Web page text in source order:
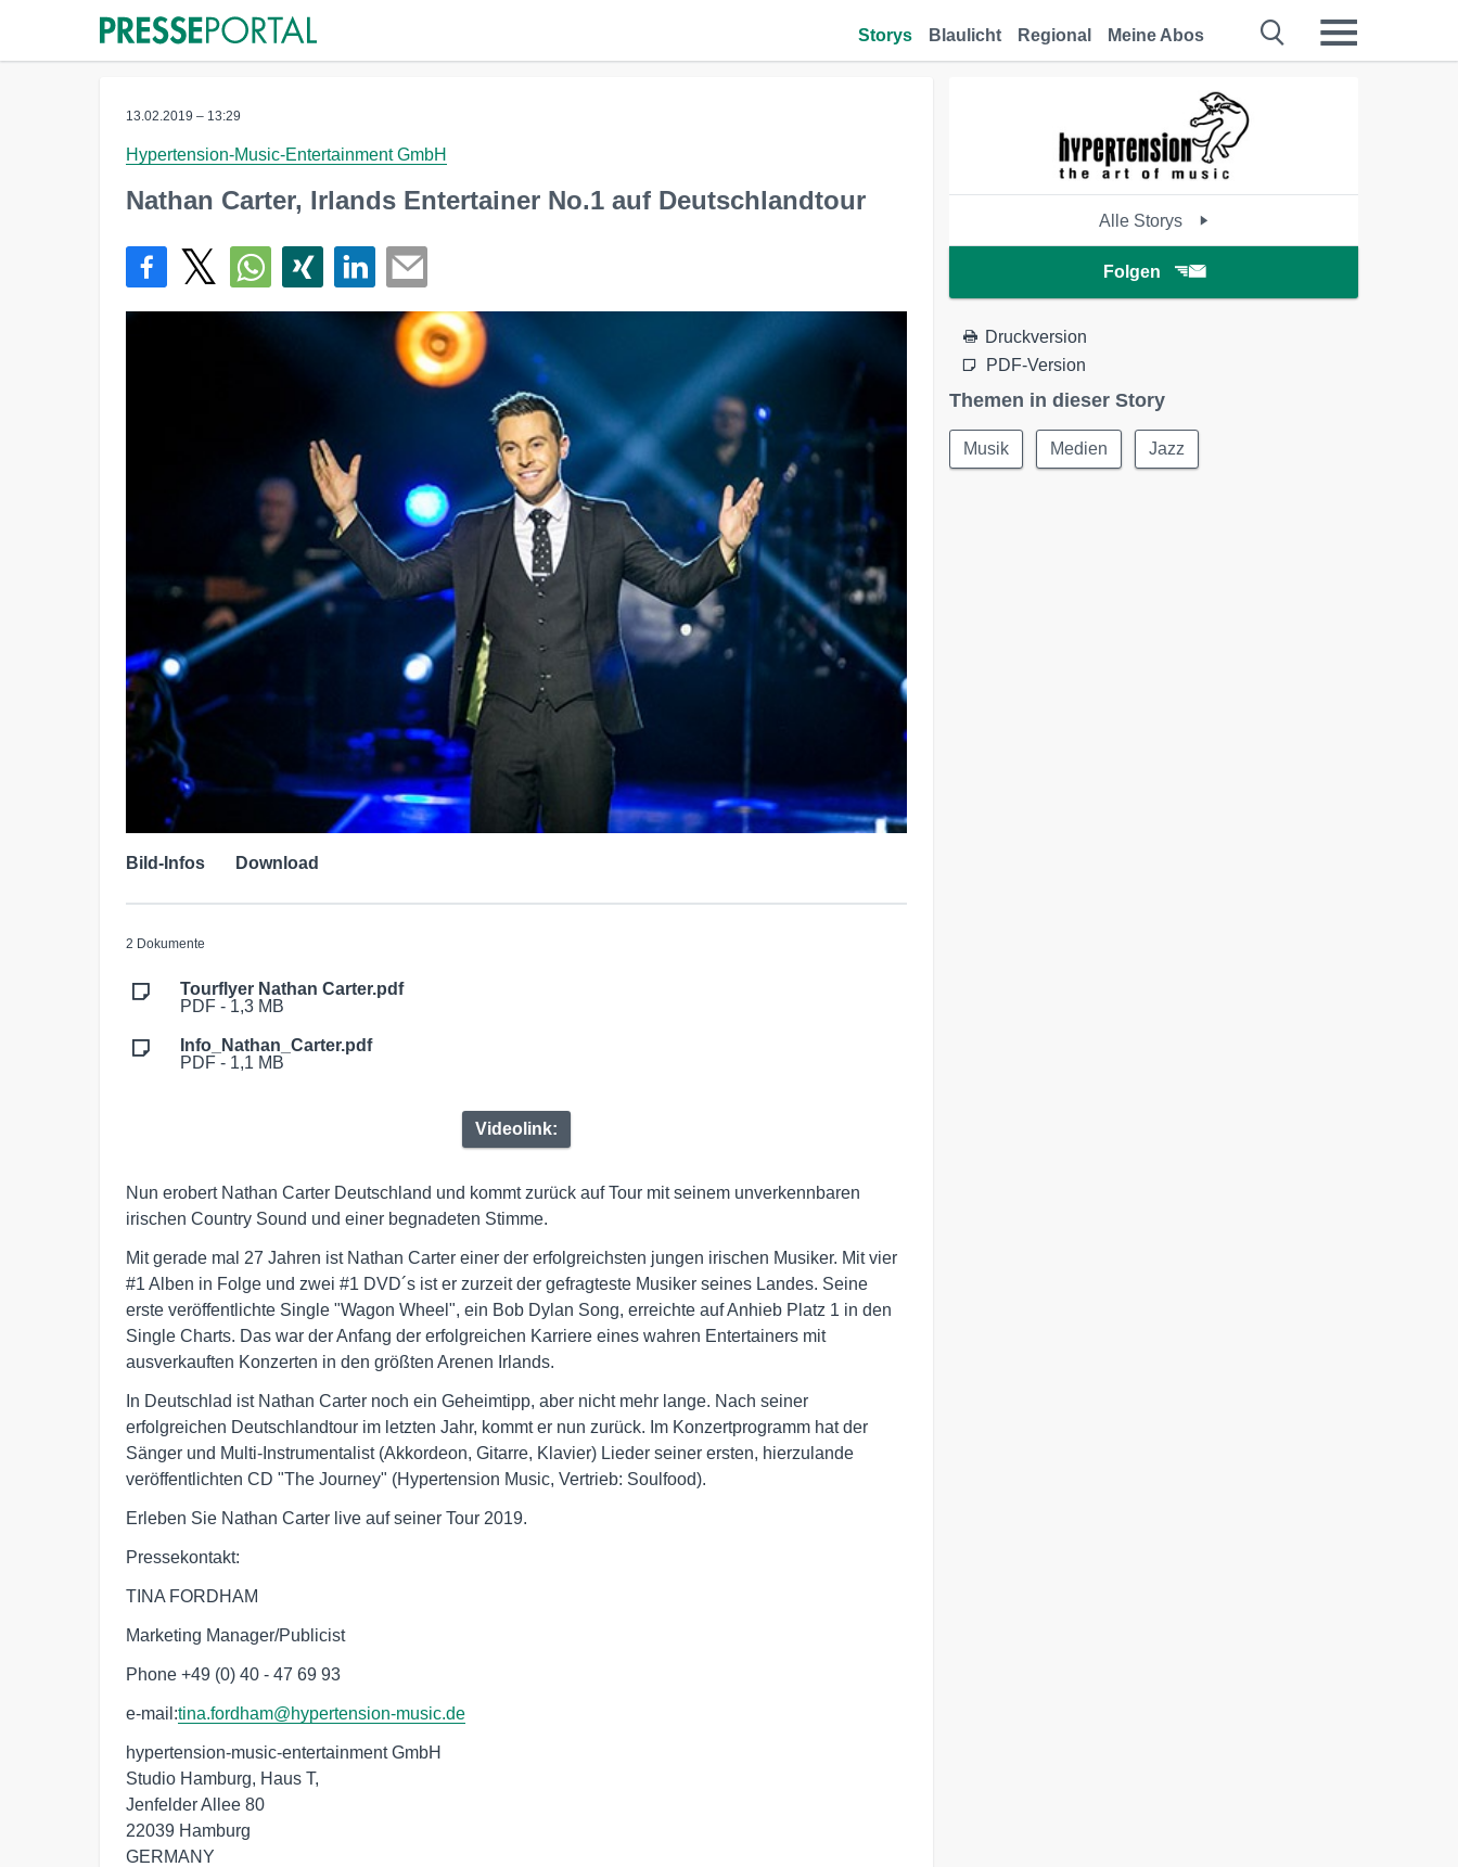
Storys Blaulicht Regional Meine Abos
13.02.2019 – 13:29
Hypertension-Music-Entertainment GmbH
Nathan Carter, Irlands Entertainer No.1 auf Deutschlandtour
Bild-Infos Download
2 Dokumente
Tourflyer Nathan Carter.pdf
PDF - 1,3 MB
Info_Nathan_Carter.pdf
PDF - 1,1 MB
Videolink:
Nun erobert Nathan Carter Deutschland und kommt zurück auf Tour mit seinem unverkennbaren
irischen Country Sound und einer begnadeten Stimme.
Mit gerade mal 27 Jahren ist Nathan Carter einer der erfolgreichsten jungen irischen Musiker. Mit vier
#1 Alben in Folge und zwei #1 DVD´s ist er zurzeit der gefragteste Musiker seines Landes. Seine
erste veröffentlichte Single "Wagon Wheel", ein Bob Dylan Song, erreichte auf Anhieb Platz 1 in den
Single Charts. Das war der Anfang der erfolgreichen Karriere eines wahren Entertainers mit
ausverkauften Konzerten in den größten Arenen Irlands.
In Deutschlad ist Nathan Carter noch ein Geheimtipp, aber nicht mehr lange. Nach seiner
erfolgreichen Deutschlandtour im letzten Jahr, kommt er nun zurück. Im Konzertprogramm hat der
Sänger und Multi-Instrumentalist (Akkordeon, Gitarre, Klavier) Lieder seiner ersten, hierzulande
veröffentlichten CD "The Journey" (Hypertension Music, Vertrieb: Soulfood).
Erleben Sie Nathan Carter live auf seiner Tour 2019.
Pressekontakt:
TINA FORDHAM
Marketing Manager/Publicist
Phone +49 (0) 40 - 47 69 93
e-mail:tina.fordham@hypertension-music.de
hypertension-music-entertainment GmbH
Studio Hamburg, Haus T,
Jenfelder Allee 80
22039 Hamburg
GERMANY
Alle Storys
Folgen
Druckversion
PDF-Version
Themen in dieser Story
Musik Medien Jazz